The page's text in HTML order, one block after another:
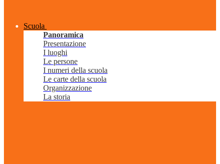
Scuola
Panoramica
Presentazione
I luoghi
Le persone
I numeri della scuola
Le carte della scuola
Organizzazione
La storia